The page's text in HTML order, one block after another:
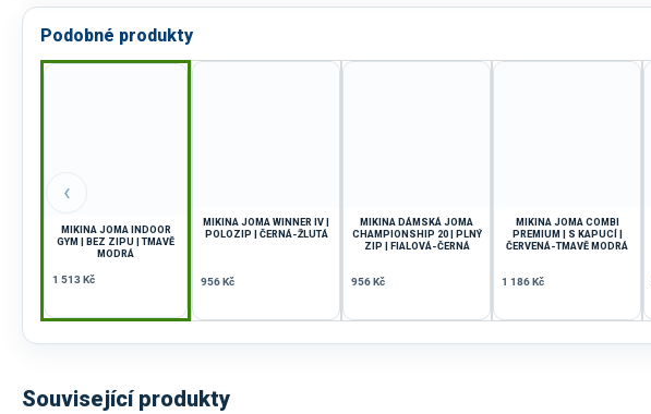
Podobné produkty
‹
MIKINA JOMA INDOOR
GYM | BEZ ZIPU | TMAVĚ
MODRÁ
1 513 Kč
MIKINA JOMA WINNER IV |
POLOZIP | ČERNÁ-ŽLUTÁ
956 Kč
MIKINA DÁMSKÁ JOMA
CHAMPIONSHIP 20 | PLNÝ
ZIP | FIALOVÁ-ČERNÁ
956 Kč
MIKINA JOMA COMBI
PREMIUM | S KAPUCÍ |
ČERVENÁ-TMAVĚ MODRÁ
1 186 Kč
Související produkty